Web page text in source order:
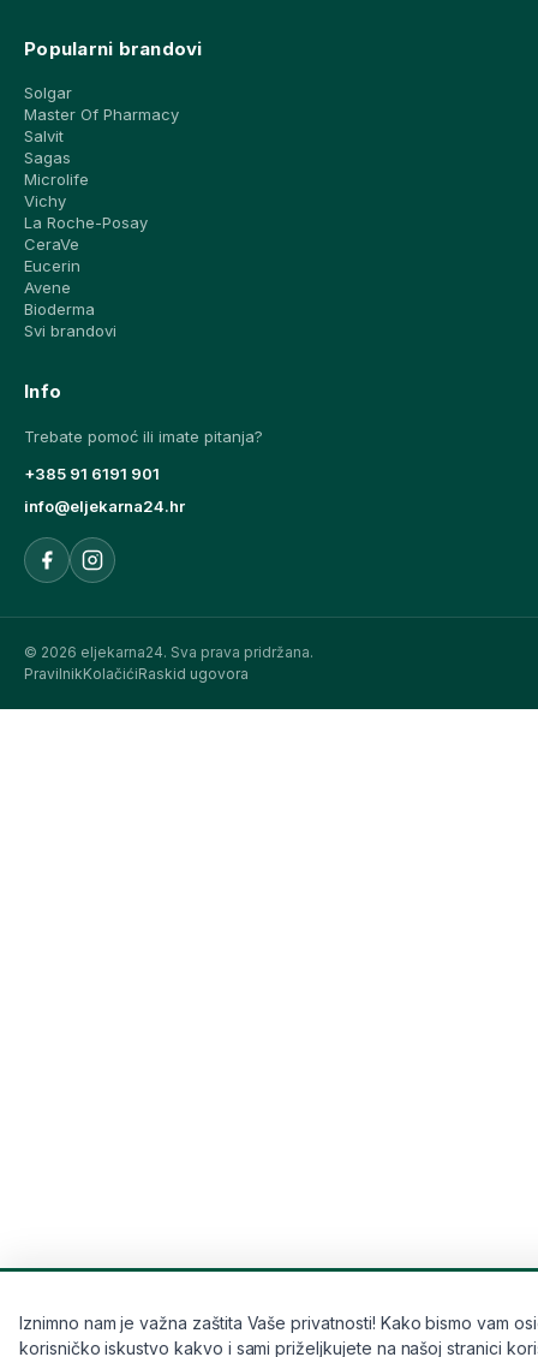
Popularni brandovi
Solgar
Master Of Pharmacy
Salvit
Sagas
Microlife
Vichy
La Roche-Posay
CeraVe
Eucerin
Avene
Bioderma
Svi brandovi
Info
Trebate pomoć ili imate pitanja?
+385 91 6191 901
info@eljekarna24.hr
© 2026 eljekarna24. Sva prava pridržana.
PravilnikKolačićiRaskid ugovora
Iznimno nam je važna zaštita Vaše privatnosti! Kako bismo vam
korisničko iskustvo kakvo i sami priželjkujete na našoj stranici